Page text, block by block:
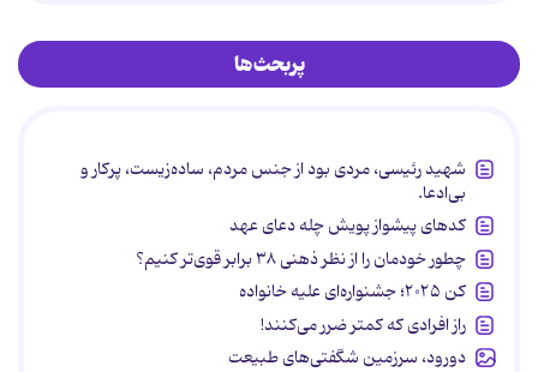
پربحث‌ها
شهید رئیسی، مردی بود از جنس مردم، ساده‌زیست، پرکار و
بی‌ادعا.
کدهای پیشواز پویش چله دعای عهد
چطور خودمان را از نظر ذهنی ۳۸ برابر قوی‌تر کنیم؟
کن ۲۰۲۵؛ جشنواره‌ای علیه خانواده
راز افرادی که کمتر ضرر می‌کنند!
دورود، سرزمین شگفتی‌های طبیعت